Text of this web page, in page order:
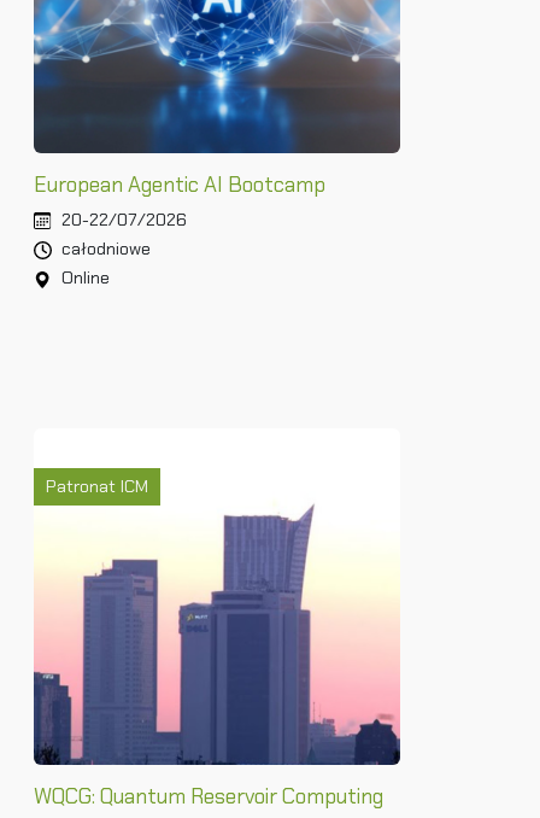
European Agentic AI Bootcamp
20-22/07/2026
całodniowe
Online
Patronat ICM
WQCG: Quantum Reservoir Computing